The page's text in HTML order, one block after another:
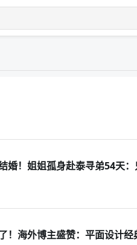
婚！姐姐孤身赴泰寻弟54天
！海外博主盛赞：平面设计经